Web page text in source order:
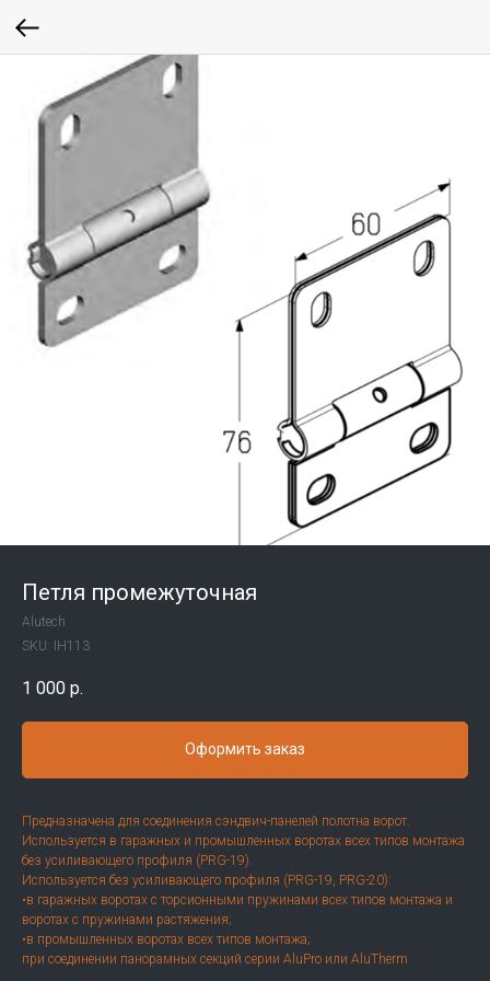
Петля промежуточная
Alutech
SKU:
IH113
1 000 р.
Оформить заказ
Предназначена для соединения сэндвич-панелей полотна ворот.
Используется в гаражных и промышленных воротах всех типов монтажа
без усиливающего профиля (PRG-19).
Используется без усиливающего профиля (PRG-19, PRG-20):
•в гаражных воротах с торсионными пружинами всех типов монтажа и
воротах с пружинами растяжения;
•в промышленных воротах всех типов монтажа;
при соединении панорамных секций серии AluPro или AluTherm